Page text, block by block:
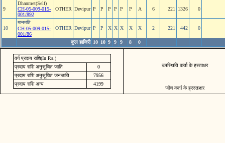
9
Dhanmet(Self)
CH-05-009-015-
001/892
OTHER Devipur P P P P P P A 6 221 1326 0
10
मानमति
CH-05-009-015-
001/86
OTHER Devipur P P X X X X X 2 221 442 0
कुल हाजिरी 10 10 9 9 9 8 0
वर्ग प्रदाय राशि(In Rs.)
प्रदाय राशि अनुसूचित जाति
0
प्रदाय राशि अनुसूचित जनजाति
7956
प्रदाय राशि अन्य
4199
उपस्थिति कर्ता के हस्ताक्षर
जॉच कर्ता के ह्रस्ताक्षर